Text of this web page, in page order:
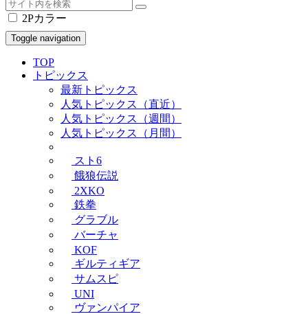
2Pカラー
Toggle navigation
TOP
トピックス
最新トピックス
人気トピックス（直近）
人気トピックス（週間）
人気トピックス（月間）
スト6
餓狼伝説
2XKO
鉄拳
グラブル
バーチャ
KOF
ギルティギア
サムスピ
UNI
ヴァンパイア